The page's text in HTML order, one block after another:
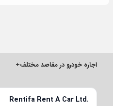
اجاره خودرو در مقاصد مختلف+
Rentifa Rent A Car Ltd.